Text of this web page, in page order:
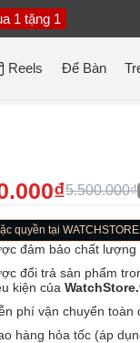
1 tặng 1
Reels Để Bàn
5.500.000₫
quyền tại WATCHSTORE
đảm bảo chất lượng
đổi trả sản phẩm
kiện của
phí vận chuyển toàn
hàng hỏa tốc (áp